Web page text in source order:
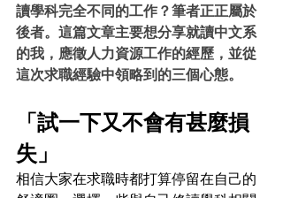
讀學科完全不同的工作？筆者正正屬於
後者。這篇文章主要想分享就讀中文系
的我，應徵人力資源工作的經歷，並從
這次求職經驗中領略到的三個心態。
「試一下又不會有甚麼損
失」
相信大家在求職時都打算停留在自己的